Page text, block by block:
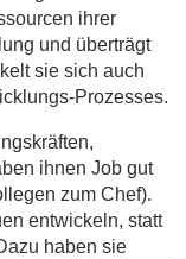
ihrer
und überträgt
sie sich auch
Prozesses.
ihnen Job gut
zum Chef).
entwickeln, statt
haben sie